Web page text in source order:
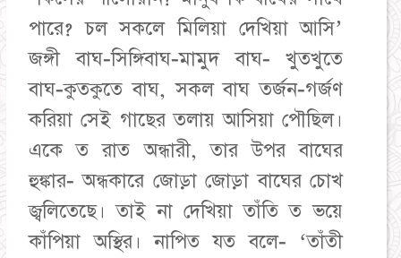
পারে? চল সকলে মিলিয়া দেখিয়া আসি’
জঙ্গী বাঘ-সিঙ্গিবাঘ-মামুদ বাঘ- খুতখুতে
বাঘ-কুতকুতে বাঘ, সকল বাঘ তর্জন-গর্জণ
করিয়া সেই গাছের তলায় আসিয়া পৌছিল।
একে ত রাত অন্ধারী, তার উপর বাঘের
হুঙ্কার- অন্ধকারে জোড়া জোড়া বাঘের চোখ
জ্বলিতেছে। তাই না দেখিয়া তাঁতি ত ভয়ে
কাঁপিয়া অস্থির। নাপিত যত বলে- ‘তাঁতী